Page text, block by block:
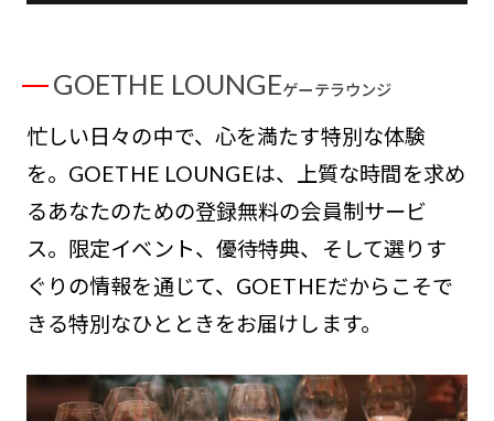
GOETHE LOUNGEゲーテラウンジ
忙しい日々の中で、心を満たす特別な体験
を。GOETHE LOUNGEは、上質な時間を求め
るあなたのための登録無料の会員制サービ
ス。限定イベント、優待特典、そして選りす
ぐりの情報を通じて、GOETHEだからこそで
きる特別なひとときをお届けします。